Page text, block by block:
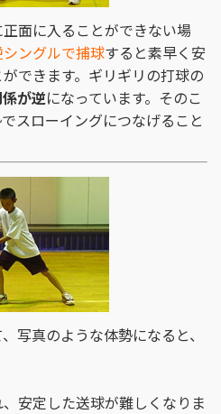
面に入ることができない場
ングルで捕球すると素早く安
できます。ギリギリの打球の
が逆になっています。そのこ
スローイングにつなげること
写真のような体勢になると、
安定した送球が難しくなりま